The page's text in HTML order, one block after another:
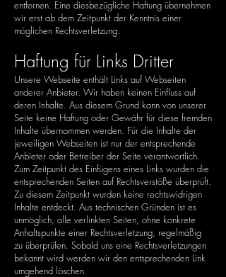
entfernen. Eine diesbezügliche Haftung übernehmen
wir erst ab dem Zeitpunkt der Kenntnis einer
möglichen Rechtsverletzung.
Haftung für Links Dritter
Unsere Webseite enthält Links auf Webseiten
anderer Anbieter. Wir haben keinen Einfluss auf
deren Inhalte. Aus diesem Grund kann von unserer
Seite keine Haftung oder Gewähr für diese fremden
Inhalte übernommen werden. Für die Inhalte der
jeweiligen Webseiten ist nur der entsprechende
Anbieter oder Betreiber der Seite verantwortlich.
Zum Zeitpunkt des Einfügens eines Links wurden die
entsprechenden Seiten auf Rechtsverstöße überprüft.
Zu diesem Zeitpunkt wurden keine rechtswidrigen
Inhalte entdeckt. Aus technischen Gründen ist es
unmöglich, alle verlinkten Seiten, ohne konkrete
Anhaltspunkte einer Rechtsverletzung, regelmäßig
zu überprüfen. Sobald uns eine Rechtsverletzungen
bekannt wird werden wir den entsprechenden Link
umgehend löschen.